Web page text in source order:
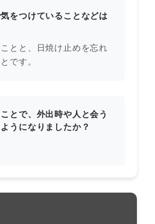
をつけていることなどは
とと、日焼け止めを忘れ
です。
とで、外出時や人と会う
うになりましたか？